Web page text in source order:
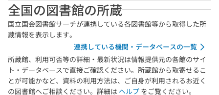
全国の図書館の所蔵
国立国会図書館サーチが連携している各図書館等から取得した所
蔵情報を表示します。
連携している機関・データベースの一覧
所蔵館、利用可否等の詳細・最新状況は情報提供元の各館のサイ
ト・データベースで直接ご確認ください。所蔵館から取寄せるこ
とが可能かなど、資料の利用方法は、ご自身が利用されるお近く
の図書館へご相談ください。詳細は ヘルプ をご覧ください。